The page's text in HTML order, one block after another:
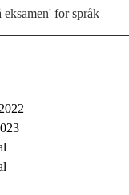
for språk